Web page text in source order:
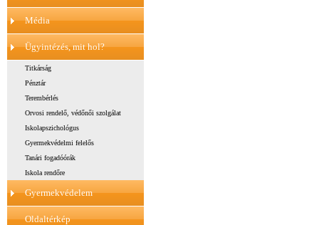
Média
Ügyintézés, mit hol?
Titkárság
Pénztár
Terembérlés
Orvosi rendelő, védőnői szolgálat
Iskolapszichológus
Gyermekvédelmi felelős
Tanári fogadóórák
Iskola rendőre
Gyermekvédelem
Oldaltérkép